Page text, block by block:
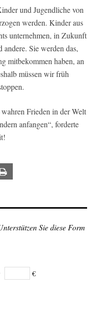
und Jugendliche von
werden. Kinder aus
unternehmen, in Zukunft
Sie werden das,
mitbekommen haben, an
müssen wir früh
Frieden in der Welt
anfangen“, forderte
Sie diese Form
€